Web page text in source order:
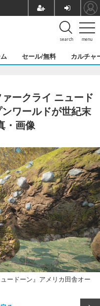
menu
search
セール/無料 カルチャ
ァークライ ニュード
ワールドが世紀末
・画像
ードーン』アメリカ田舎オー